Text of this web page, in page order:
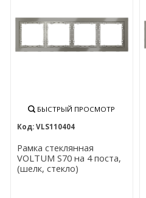
БЫСТРЫЙ ПРОСМОТР
VLS110404
Рамка стеклянная
VOLTUM S70 на 4 поста,
(шелк, стекло)